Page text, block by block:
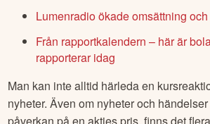
Lumenradio ökade omsättning
Från rapportkalendern – här är
rapporterar idag
Man kan inte alltid härleda en
nyheter. Även om nyheter och